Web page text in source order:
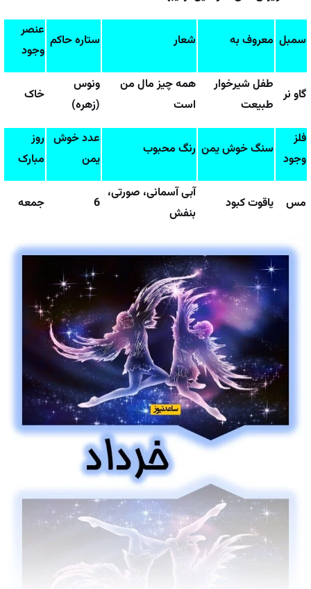
سمبل معروف به شعار ستاره حاکم
عنصر
وجود
گاو نر
طفل شیرخوار
طبیعت
همه چیز مال من
است
ونوس
(زهره)
خاک
فلز
وجود
سنگ خوش یمن رنگ محبوب
عدد خوش
یمن
روز
مبارک
مس یاقوت کبود
آبی آسمانی، صورتی،
بنفش
6 جمعه